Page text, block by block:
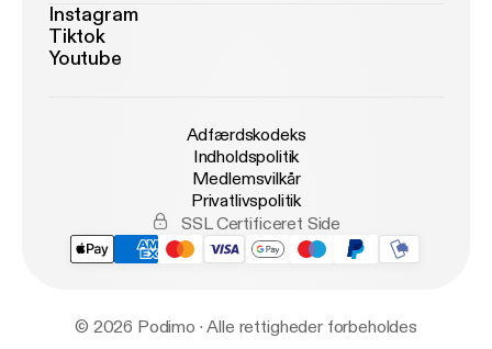
Instagram
Tiktok
Youtube
Adfærdskodeks
Indholdspolitik
Medlemsvilkår
Privatlivspolitik
SSL Certificeret Side
© 2026 Podimo · Alle rettigheder forbeholdes